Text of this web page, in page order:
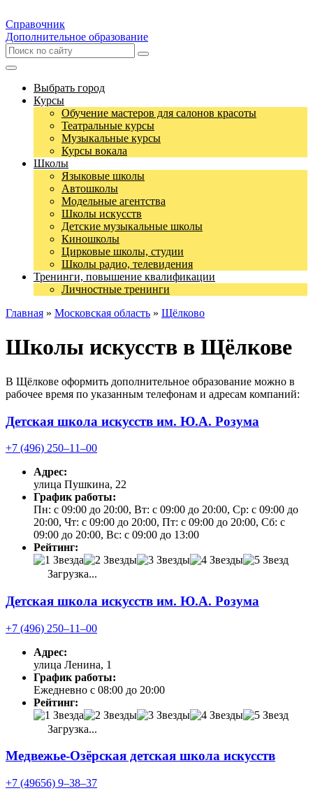
Справочник
Дополнительное образование
Выбрать город
Курсы
Обучение мастеров для салонов красоты
Театральные курсы
Музыкальные курсы
Курсы вокала
Школы
Языковые школы
Автошколы
Модельные агентства
Школы искусств
Детские музыкальные школы
Киношколы
Цирковые школы, студии
Школы радио, телевидения
Тренинги, повышение квалификации
Личностные тренинги
Главная » Московская область » Щёлково
Школы искусств в Щёлкове
В Щёлкове оформить дополнительное образование можно в
рабочее время по указанным телефонам и адресам компаний:
Детская школа искусств им. Ю.А. Розума
+7 (496) 250‒11‒00
Адрес:
улица Пушкина, 22
График работы:
Пн: с 09:00 до 20:00, Вт: с 09:00 до 20:00, Ср: с 09:00 до
20:00, Чт: с 09:00 до 20:00, Пт: с 09:00 до 20:00, Сб: с
09:00 до 20:00, Вс: с 09:00 до 13:00
Рейтинг:
Загрузка...
Детская школа искусств им. Ю.А. Розума
+7 (496) 250‒11‒00
Адрес:
улица Ленина, 1
График работы:
Ежедневно с 08:00 до 20:00
Рейтинг:
Загрузка...
Медвежье-Озёрская детская школа искусств
+7 (49656) 9‒38‒37